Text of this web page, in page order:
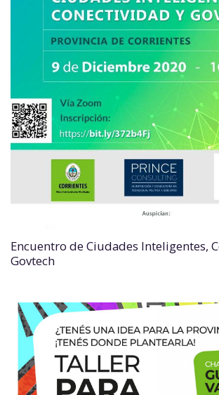
Encuentro de Ciudades Inteligentes,
Govtech